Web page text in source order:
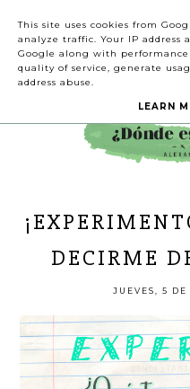
DECIRME
JUEVES, 5 DE
This site uses cookies from
analyze traffic. Your IP address
Google along with
quality of service, generate
address abuse.
LEARN